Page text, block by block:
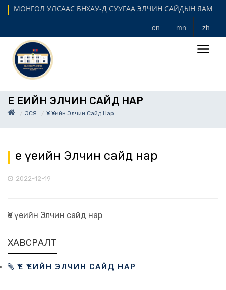
МОНГОЛ УЛСААС БНХАУ-Д СУУГАА ЭЛЧИН САЙДЫН ЯАМ
en mn zh
ҮЕ ҮЕИЙН ЭЛЧИН САЙД НАР
ЭСЯ Үе Үеийн Элчин Сайд Нар
Үе үеийн Элчин сайд нар
2022-12-19
Үе үеийн Элчин сайд нар
ХАВСРАЛТ
ҮЕ ҮЕИЙН ЭЛЧИН САЙД НАР